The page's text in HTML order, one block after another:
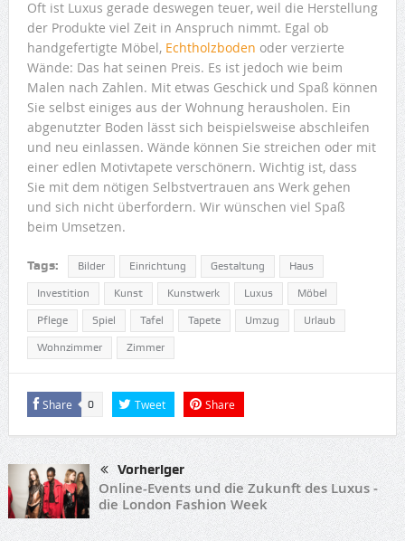
Oft ist Luxus gerade deswegen teuer, weil die Herstellung
der Produkte viel Zeit in Anspruch nimmt. Egal ob
handgefertigte Möbel, Echtholzboden oder verzierte
Wände: Das hat seinen Preis. Es ist jedoch wie beim
Malen nach Zahlen. Mit etwas Geschick und Spaß können
Sie selbst einiges aus der Wohnung herausholen. Ein
abgenutzter Boden lässt sich beispielsweise abschleifen
und neu einlassen. Wände können Sie streichen oder mit
einer edlen Motivtapete verschönern. Wichtig ist, dass
Sie mit dem nötigen Selbstvertrauen ans Werk gehen
und sich nicht überfordern. Wir wünschen viel Spaß
beim Umsetzen.
Tags: Bilder Einrichtung Gestaltung Haus
Investition Kunst Kunstwerk Luxus Möbel
Pflege Spiel Tafel Tapete Umzug Urlaub
Wohnzimmer Zimmer
Share 0 Tweet Share
Vorheriger
Online-Events und die Zukunft des Luxus ‒
die London Fashion Week